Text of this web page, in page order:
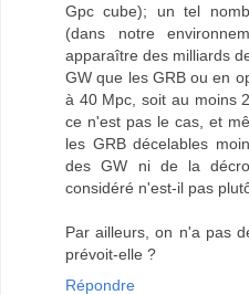
Gpc cube); un tel
(dans notre
apparaître des milliards
GW que les GRB ou en
à 40 Mpc, soit au moins
ce n'est pas le cas, et
les GRB décelables
des GW ni de la
considéré n'est-il pas
Par ailleurs, on n'a pas
prévoit-elle ?
Répondre